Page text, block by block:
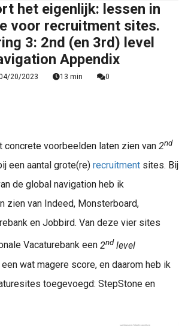
het eigenlijk: lessen in
voor recruitment sites.
3: 2nd (en 3rd) level
Appendix
20/2023 13 min 0
concrete voorbeelden laten zien van 2nd
een aantal grote(re) recruitment sites. Bij
de global navigation heb ik
zien van Indeed, Monsterboard,
en Jobbird. Van deze vier sites
Vacaturebank een 2nd level
wat magere score, en daarom heb ik
toegevoegd: StepStone en